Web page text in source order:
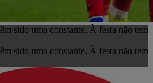
sido uma constante. À festa não tem
sido uma constante. À festa não tem